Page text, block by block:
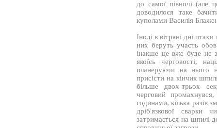
до самої півночі (але
доводилося таке
куполами Василія
Іноді в вітряні дні
них беруть участь
інакше це вже буде не
якоїсь черговості,
планеруючи на нього
присісти на кінчик
більше двох-трьох
черговий
годинами, кілька разів
дріб'язкової
затримається на шпилі